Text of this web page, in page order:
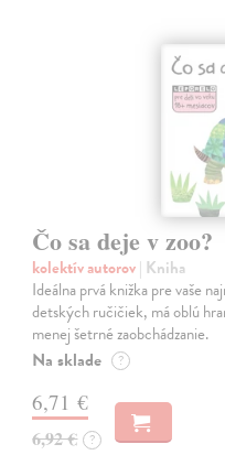
Čo sa deje v zoo?
kolektív autorov| Kniha
Ideálna prvá knižka pre vaše
detských ručičiek, má oblú
menej šetrné zaobchádzanie.
Na sklade ?
6,71 €
6,92 € ?